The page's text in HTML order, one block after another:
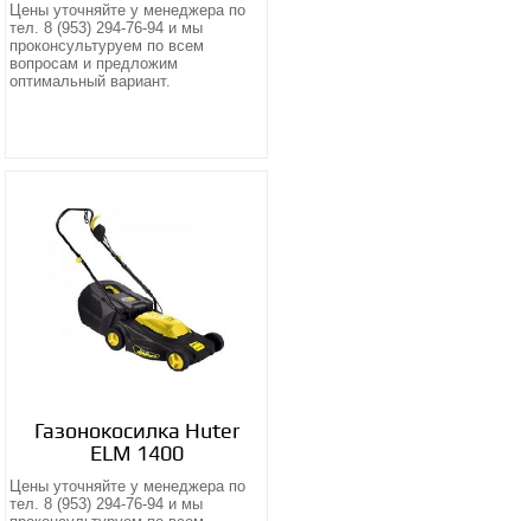
Цены уточняйте у менеджера по
тел. 8 (953) 294-76-94 и мы
проконсультуруем по всем
вопросам и предложим
оптимальный вариант.
Газонокосилка Huter
ELM 1400
Цены уточняйте у менеджера по
тел. 8 (953) 294-76-94 и мы